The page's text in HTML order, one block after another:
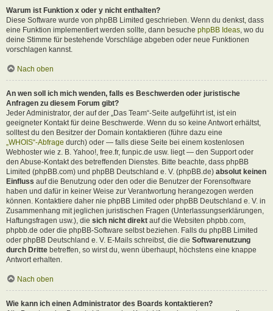
Warum ist Funktion x oder y nicht enthalten?
Diese Software wurde von phpBB Limited geschrieben. Wenn du denkst, dass
eine Funktion implementiert werden sollte, dann besuche phpBB Ideas , wo du
deine Stimme für bestehende Vorschläge abgeben oder neue Funktionen
vorschlagen kannst.
Nach oben
An wen soll ich mich wenden, falls es Beschwerden oder juristische
Anfragen zu diesem Forum gibt?
Jeder Administrator, der auf der „Das Team“-Seite aufgeführt ist, ist ein
geeigneter Kontakt für deine Beschwerde. Wenn du so keine Antwort erhältst,
solltest du den Besitzer der Domain kontaktieren (führe dazu eine
„WHOIS“-Abfrage durch) oder — falls diese Seite bei einem kostenlosen
Webhoster wie z. B. Yahoo!, free.fr, funpic.de usw. liegt — den Support oder
den Abuse-Kontakt des betreffenden Dienstes. Bitte beachte, dass phpBB
Limited (phpBB.com) und phpBB Deutschland e. V. (phpBB.de) absolut keinen
Einfluss auf die Benutzung oder den oder die Benutzer der Forensoftware
haben und dafür in keiner Weise zur Verantwortung herangezogen werden
können. Kontaktiere daher nie phpBB Limited oder phpBB Deutschland e. V. in
Zusammenhang mit jeglichen juristischen Fragen (Unterlassungserklärungen,
Haftungsfragen usw.), die sich nicht direkt auf die Websiten phpbb.com,
phpbb.de oder die phpBB-Software selbst beziehen. Falls du phpBB Limited
oder phpBB Deutschland e. V. E-Mails schreibst, die die Softwarenutzung
durch Dritte betreffen, so wirst du, wenn überhaupt, höchstens eine knappe
Antwort erhalten.
Nach oben
Wie kann ich einen Administrator des Boards kontaktieren?